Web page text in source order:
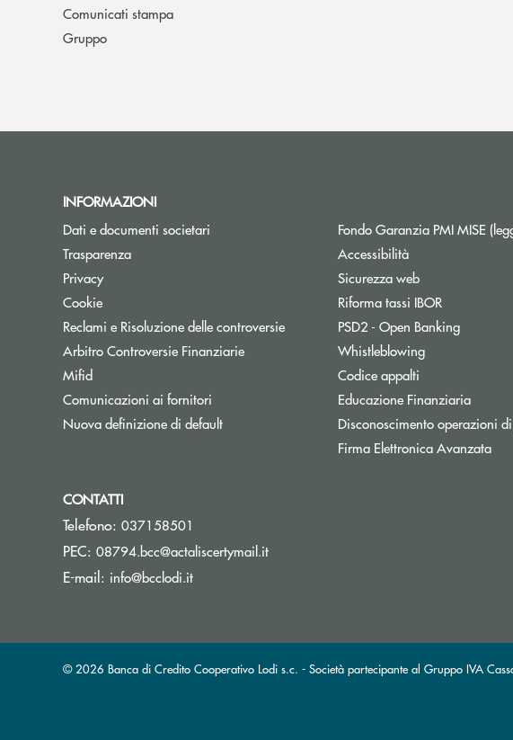
Comunicati stampa
Gruppo
INFORMAZIONI
Dati e documenti societari
Trasparenza
Privacy
Cookie
Reclami e Risoluzione delle controversie
Arbitro Controversie FinanziarieApre una nuova finestra
Mifid
Comunicazioni ai fornitori Apre una nuova finestra
Nuova definizione di default
Fondo Garanzia PMI MISE
Accessibilità
Sicurezza web
Riforma tassi IBORApre una
PSD2 - Open BankingApre una
WhistleblowingApre una nuova
Codice appalti
Educazione FinanziariaApre
Disconoscimento operazioni
Firma Elettronica Avanzata
CONTATTI
Telefono: 037158501
PEC: 08794.bcc@actaliscertymail.it(si apre l’app di posta elettronica)
E-mail: info@bcclodi.it(si apre l’app di posta elettronica)
© 2026 Banca di Credito Cooperativo Lodi s.c. - Società partecipante al Gruppo IVA